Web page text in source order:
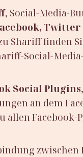
, Social-Media-
Shariff finden
Social-
Social Plugins
an dem
allen